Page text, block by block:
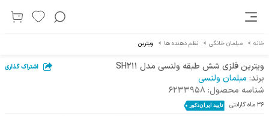
خانه > مبلمان خانگی > نظم دهنده ها > ویترین
ویترین فلزی شش طبقه ولنسی مدل SH211 اشتراک گذاری
برند: مبلمان ولنسی
شناسه محصول: 6233958
36 ماه گارانتی